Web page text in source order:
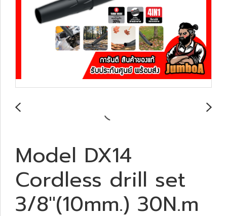
Model DX14
Cordless drill set
3/8"(10mm.) 30N.m